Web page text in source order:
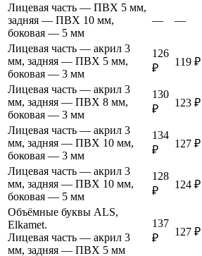
Лицевая часть — ПВХ 5 мм,
задняя — ПВХ 10 мм,
боковая — 5 мм
— —
Лицевая часть — акрил 3
мм, задняя — ПВХ 5 мм,
боковая — 3 мм
126
₽
119 ₽
Лицевая часть — акрил 3
мм, задняя — ПВХ 8 мм,
боковая — 3 мм
130
₽
123 ₽
Лицевая часть — акрил 3
мм, задняя — ПВХ 10 мм,
боковая — 3 мм
134
₽
127 ₽
Лицевая часть — акрил 3
мм, задняя — ПВХ 10 мм,
боковая — 5 мм
128
₽
124 ₽
Объёмные буквы ALS,
Elkamet.
Лицевая часть — акрил 3
мм, задняя — ПВХ 5 мм
137
₽
127 ₽